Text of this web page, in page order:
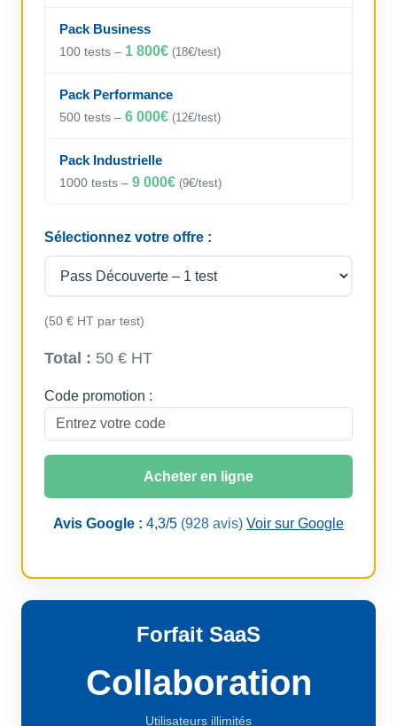
Pack Business
100 tests – 1 800€ (18€/test)
Pack Performance
500 tests – 6 000€ (12€/test)
Pack Industrielle
1000 tests – 9 000€ (9€/test)
Sélectionnez votre offre :
(50 € HT par test)
Total : 50 € HT
Code promotion :
Acheter en ligne
Avis Google : 4,3/5 (928 avis) Voir sur Google
Forfait SaaS
Collaboration
Utilisateurs illimités